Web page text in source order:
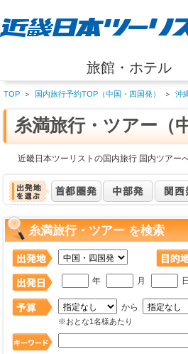
旅館・ホテル
TOP ＞ 国内旅行予約TOP（中国・四国発） ＞ 沖
糸満旅行・ツアー（
近畿日本ツーリストの国内旅行 国内ツアー
糸満旅行・ツアー を検索
年 月 日
から
※おとな1名様あたり